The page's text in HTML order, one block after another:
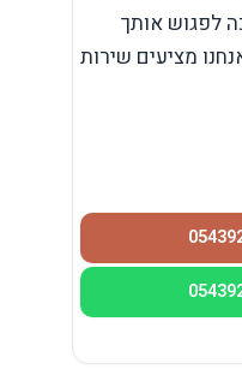
לפגוש אותך
מציעים שירות